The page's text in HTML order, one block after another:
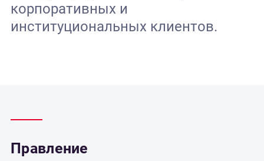
корпоративных и
институциональных клиентов.
Правление